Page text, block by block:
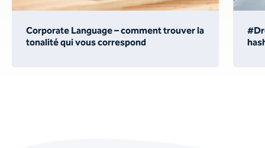
Corporate Language – comment trouver la
tonalité qui vous correspond